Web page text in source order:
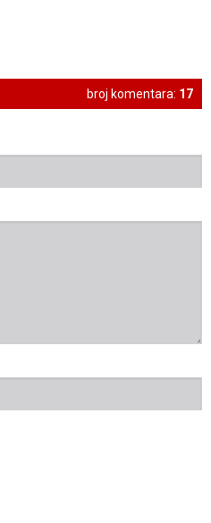
broj komentara: 17